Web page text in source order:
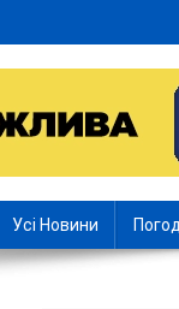
Усі Новини